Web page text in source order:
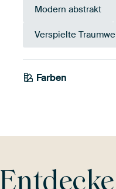
Modern abstrakt
Verspielte
Farben
Beige